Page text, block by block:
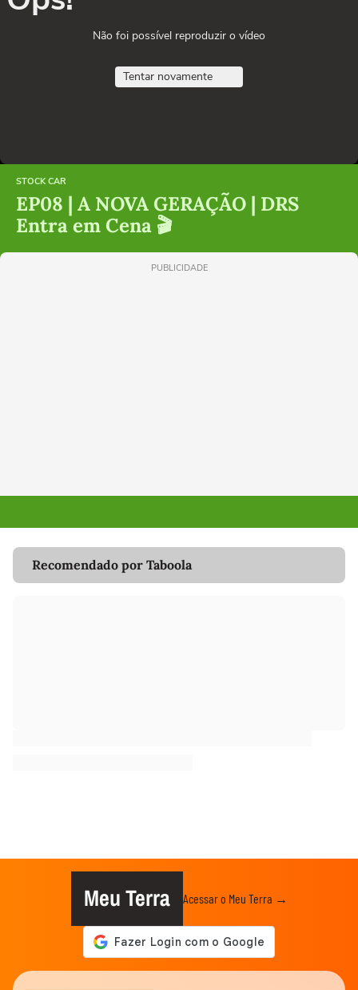
Não foi possível reproduzir o vídeo
Tentar novamente
STOCK CAR
EP08 | A NOVA GERAÇÃO | DRS
Entra em Cena 🎬
PUBLICIDADE
Recomendado por Taboola
Meu Terra Acessar o Meu Terra →